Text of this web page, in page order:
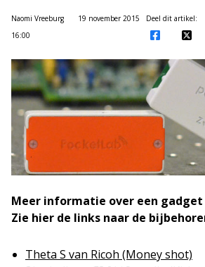
Naomi Vreeburg
19 november 2015
16:00
Deel dit artikel:
Meer informatie over een gadget
Zie hier de links naar de
Theta S van Ricoh (Money shot)